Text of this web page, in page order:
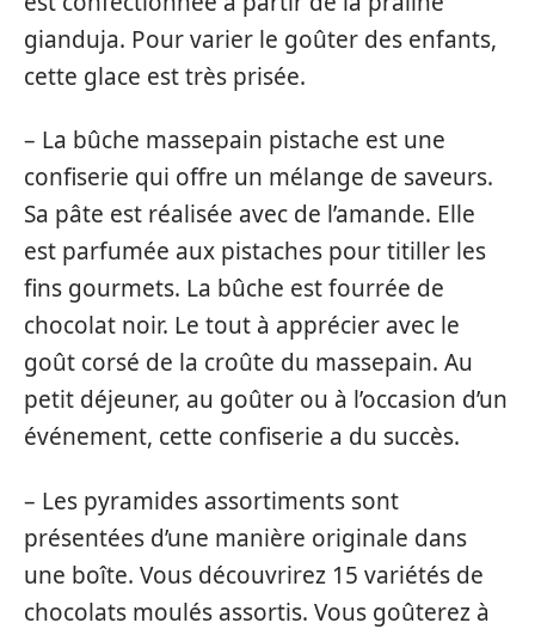
gianduja. Pour varier le goûter des enfants,
cette glace est très prisée.
– La bûche massepain pistache est une
confiserie qui offre un mélange de saveurs.
Sa pâte est réalisée avec de l’amande. Elle
est parfumée aux pistaches pour titiller les
fins gourmets. La bûche est fourrée de
chocolat noir. Le tout à apprécier avec le
goût corsé de la croûte du massepain. Au
petit déjeuner, au goûter ou à l’occasion d’un
événement, cette confiserie a du succès.
– Les pyramides assortiments sont
présentées d’une manière originale dans
une boîte. Vous découvrirez 15 variétés de
chocolats moulés assortis. Vous goûterez à